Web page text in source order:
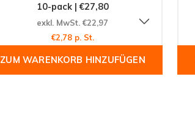
10-pack | €27,80
exkl. MwSt. €22,97
€2,78 p. St.
ZUM WARENKORB HINZUFÜGEN